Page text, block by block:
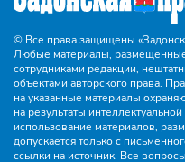
© Все права защищены
Любые материалы, размещенные
сотрудниками редакции,
объектами авторского права.
на указанные материалы
на результаты
использование материалов,
допускается только с
ссылки на источник. Все